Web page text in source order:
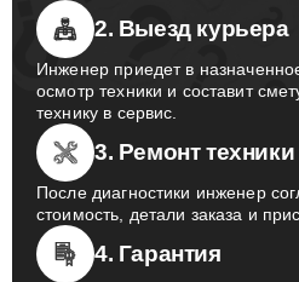
2. Выезд курьера
Инженер приедет в
осмотр техники и составит
технику в сервис.
3. Ремонт техники
После диагностики инженер
стоимость, детали заказа и
4. Гарантия